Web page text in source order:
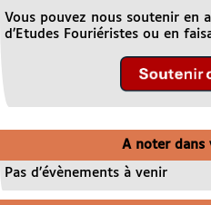
Vous pouvez nous soutenir en
d’Etudes Fouriéristes ou en
A noter dans
Pas d’évènements à venir